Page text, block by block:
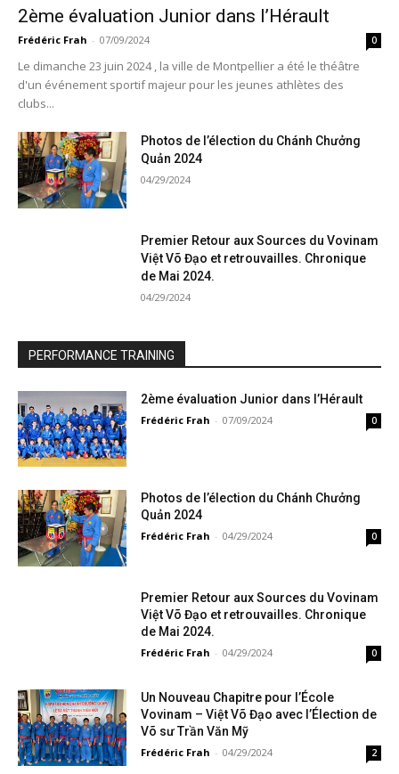
2ème évaluation Junior dans l’Hérault
Frédéric Frah - 07/09/2024 0
Le dimanche 23 juin 2024 , la ville de Montpellier a été le théâtre
d'un événement sportif majeur pour les jeunes athlètes des
clubs...
Photos de l’élection du Chánh Chưởng
Quản 2024
04/29/2024
Premier Retour aux Sources du Vovinam
Việt Võ Đạo et retrouvailles. Chronique
de Mai 2024.
04/29/2024
PERFORMANCE TRAINING
2ème évaluation Junior dans l’Hérault
Frédéric Frah - 07/09/2024 0
Photos de l’élection du Chánh Chưởng
Quản 2024
Frédéric Frah - 04/29/2024 0
Premier Retour aux Sources du Vovinam
Việt Võ Đạo et retrouvailles. Chronique
de Mai 2024.
Frédéric Frah - 04/29/2024 0
Un Nouveau Chapitre pour l’École
Vovinam – Việt Võ Đạo avec l’Élection de
Võ sư Trần Văn Mỹ
Frédéric Frah - 04/29/2024 2